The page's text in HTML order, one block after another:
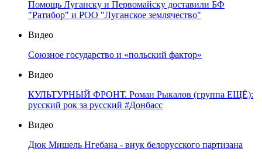
Помощь Луганску и Первомайску доставили БФ
"Ратибор" и РОО "Луганское землячество"
Видео
Союзное государство и «польский фактор»
Видео
КУЛЬТУРНЫЙ ФРОНТ. Роман Рыкалов (группа ЕЩЁ):
русский рок за русский #Донбасс
Видео
Дюк Мишель Нгебана - внук белорусского партизана